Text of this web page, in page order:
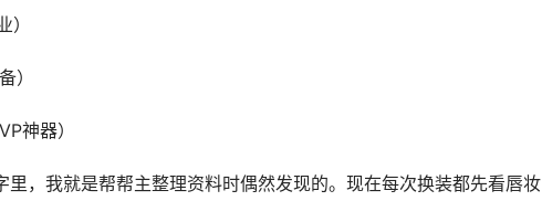
）
）
神器）
，我就是帮帮主整理资料时偶然发现的。现在每次换装都先看唇妆